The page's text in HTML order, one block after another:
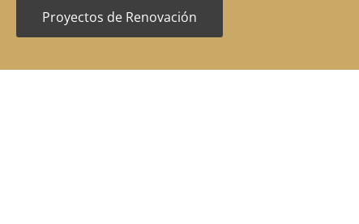
Proyectos de Renovación